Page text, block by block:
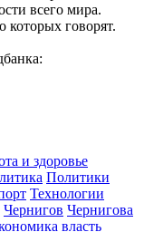
всего мира.
говорят.
и здоровье
Политики
Технологии
Чернигов Чернигова
власть